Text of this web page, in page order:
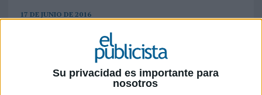
Su privacidad es importante para
nosotros
17 DE JUNIO DE 2016
Se encargará de dar salida al portoflio de
productos y servicios que oferta la empresa
a los anunciantes interesados en acercarse
al entorno mobile y optimizar la inversión